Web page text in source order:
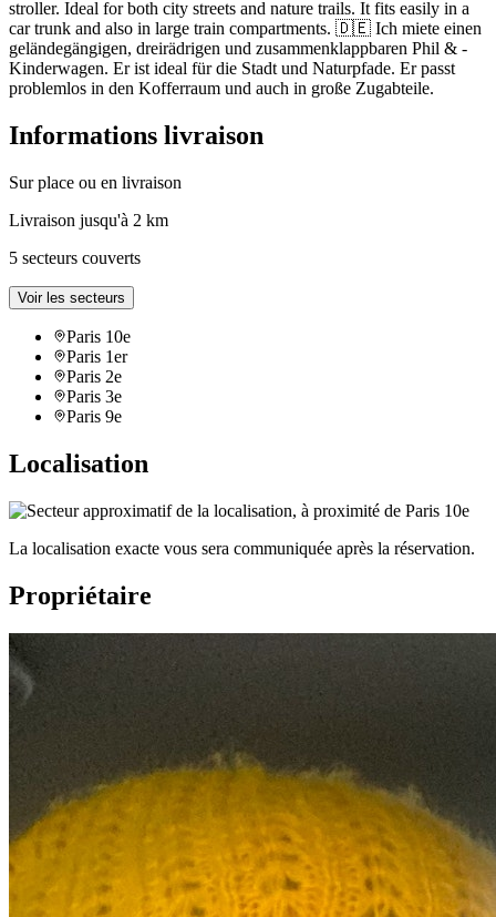
stroller. Ideal for both city streets and nature trails. It fits easily in a
car trunk and also in large train compartments. 🇩🇪 Ich miete einen
geländegängigen, dreirädrigen und zusammenklappbaren Phil & -
Kinderwagen. Er ist ideal für die Stadt und Naturpfade. Er passt
problemlos in den Kofferraum und auch in große Zugabteile.
Informations livraison
Sur place ou en livraison
Livraison jusqu'à 2 km
5 secteurs couverts
Voir les secteurs
Paris 10e
Paris 1er
Paris 2e
Paris 3e
Paris 9e
Localisation
La localisation exacte vous sera communiquée après la réservation.
Propriétaire